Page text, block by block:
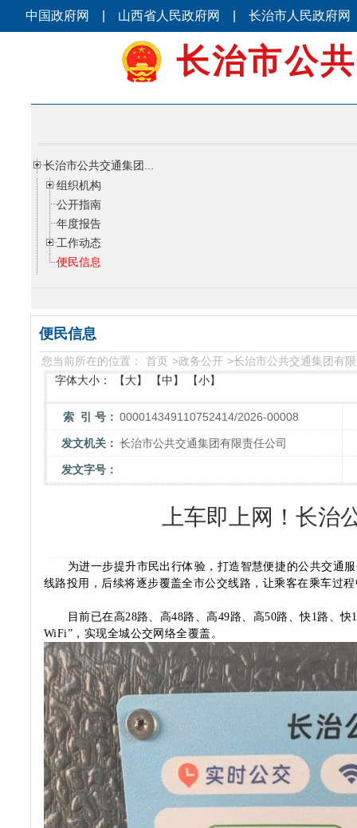
中国政府网 山西省人民政府网 长治市人民政府网
长治市公
长治市公共交通集团...
组织机构
公开指南
年度报告
工作动态
便民信息
便民信息
您当前所在的位置： 首页 >政务公开 >长治市公共交通集团有
字体大小：
【大】 【中】 【小】
索 引 号： 000014349110752414/2026-00008
发文机关： 长治市公共交通集团有限责任公司
发文字号：
上车即上网！长治
为进一步提升市民出行体验，打造智慧便捷的公共交通
线路投用，后续将逐步覆盖全市公交线路，让乘客在乘车过
目前已在高28路、高48路、高49路、高50路、快1路、快
WiFi”，实现全城公交网络全覆盖。